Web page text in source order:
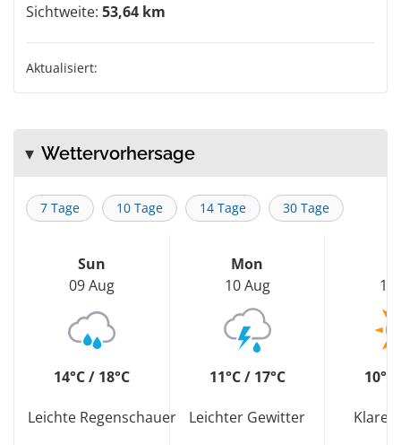
Sichtweite: 53,64 km
Aktualisiert:
Wettervorhersage
7 Tage 10 Tage 14 Tage 30 Tage
Sun
09 Aug
14°C / 18°C
Leichte Regenschauer
Mon
10 Aug
11°C / 17°C
Leichter Gewitter
11
10°C
Klarer